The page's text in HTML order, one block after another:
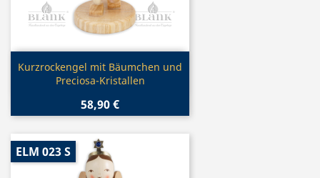
Vorschau
Kurzrockengel mit Bäumchen und
Preciosa-Kristallen
58,90 €
ELM 023 S